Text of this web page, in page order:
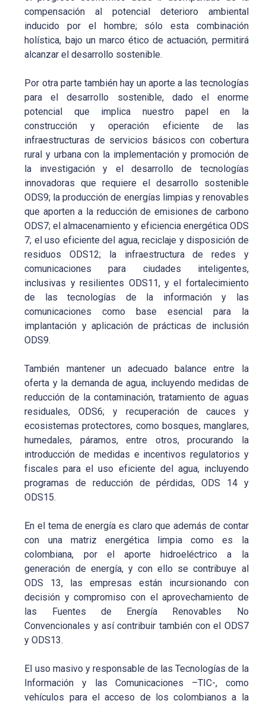
compensación al potencial deterioro ambiental
inducido por el hombre; sólo esta combinación
holística, bajo un marco ético de actuación, permitirá
alcanzar el desarrollo sostenible.
Por otra parte también hay un aporte a las tecnologías
para el desarrollo sostenible, dado el enorme
potencial que implica nuestro papel en la
construcción y operación eficiente de las
infraestructuras de servicios básicos con cobertura
rural y urbana con la implementación y promoción de
la investigación y el desarrollo de tecnologías
innovadoras que requiere el desarrollo sostenible
ODS9; la producción de energías limpias y renovables
que aporten a la reducción de emisiones de carbono
ODS7; el almacenamiento y eficiencia energética ODS
7; el uso eficiente del agua, reciclaje y disposición de
residuos ODS12; la infraestructura de redes y
comunicaciones para ciudades inteligentes,
inclusivas y resilientes ODS11, y el fortalecimiento
de las tecnologías de la información y las
comunicaciones como base esencial para la
implantación y aplicación de prácticas de inclusión
ODS9.
También mantener un adecuado balance entre la
oferta y la demanda de agua, incluyendo medidas de
reducción de la contaminación, tratamiento de aguas
residuales, ODS6; y recuperación de cauces y
ecosistemas protectores, como bosques, manglares,
humedales, páramos, entre otros, procurando la
introducción de medidas e incentivos regulatorios y
fiscales para el uso eficiente del agua, incluyendo
programas de reducción de pérdidas, ODS 14 y
ODS15.
En el tema de energía es claro que además de contar
con una matriz energética limpia como es la
colombiana, por el aporte hidroeléctrico a la
generación de energía, y con ello se contribuye al
ODS 13, las empresas están incursionando con
decisión y compromiso con el aprovechamiento de
las Fuentes de Energía Renovables No
Convencionales y así contribuir también con el ODS7
y ODS13.
El uso masivo y responsable de las Tecnologías de la
Información y las Comunicaciones –TIC-, como
vehículos para el acceso de los colombianos a la